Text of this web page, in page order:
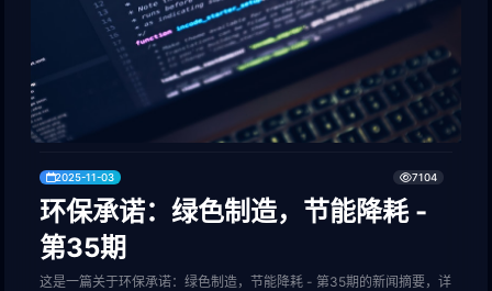
2025-11-03 7104
环保承诺：绿色制造，节能降耗 -
第35期
这是一篇关于环保承诺：绿色制造，节能降耗 - 第35期的新闻摘要，详